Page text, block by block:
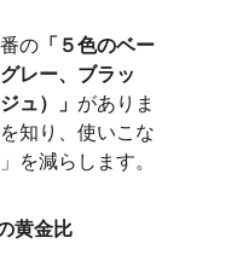
の 「５色のベー
レー、ブラッ
ュ）」 がありま
知り、使いこな
を減らします。
黄金比